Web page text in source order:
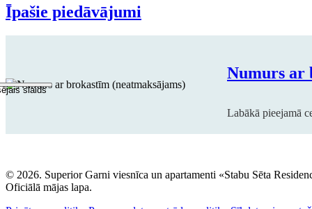
Īpašie piedāvājumi
Numurs ar
Labākā pieejamā
Tikai numurs
Labākā pieejamā cena
Numurs ar
Labākā pieejamā cena ar
Tikai numurs
Labākā pieejamā cena tikai par
Ilgtermiņa
Īpašais piedāvājums: jo ilgāk
Agrā rezervācija
Īpašais piedāvājums: rezervējiet vismaz
slaids
© 2026. Superior Garni viesnīca un apartamenti «Stabu Sēta
Oficiālā mājas lapa.